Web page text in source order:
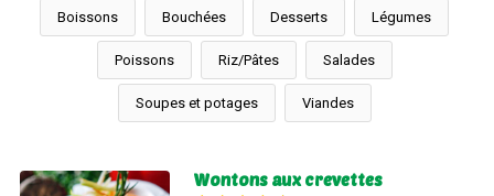
Boissons Bouchées Desserts Légumes
Poissons Riz/Pâtes Salades
Soupes et potages Viandes
Wontons aux crevettes